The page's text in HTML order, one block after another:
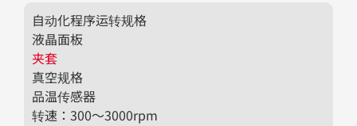
自动化程序运转规格
液晶面板
夹套
真空规格
品温传感器
转速：300～3000rpm